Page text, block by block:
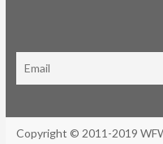
Copyright © 2011-2019